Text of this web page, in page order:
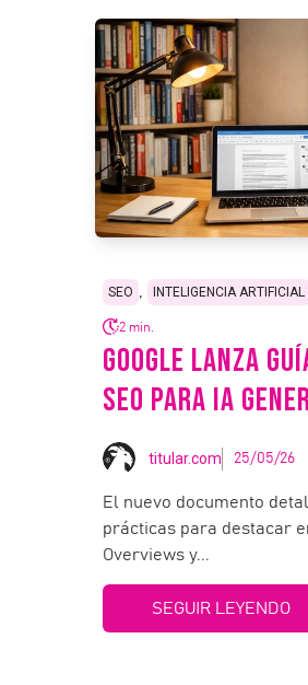
SEO , INTELIGENCIA ARTIFICIAL
2 min.
GOOGLE LANZA
SEO PARA IA
titular.com 25/05/26
El nuevo documento
prácticas para destacar
Overviews y...
SEGUIR LEYENDO